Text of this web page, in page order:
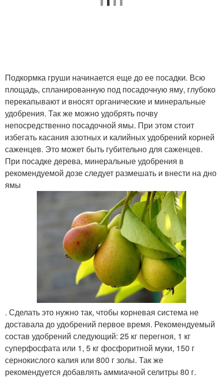
Подкормка груши начинается еще до ее посадки. Всю
площадь, спланированную под посадочную яму, глубоко
перекапывают и вносят органические и минеральные
удобрения. Так же можно удобрять почву
непосредственно посадочной ямы. При этом стоит
избегать касания азотных и калийных удобрений корней
саженцев. Это может быть губительно для саженцев.
При посадке дерева, минеральные удобрения в
рекомендуемой дозе следует размешать и внести на дно
ямы
. Сделать это нужно так, чтобы корневая система не
доставала до удобрений первое время. Рекомендуемый
состав удобрений следующий: 25 кг перегноя, 1 кг
суперфосфата или 1, 5 кг фосфоритной муки, 150 г
сернокислого калия или 800 г золы. Так же
рекомендуется добавлять аммиачной селитры 80 г.